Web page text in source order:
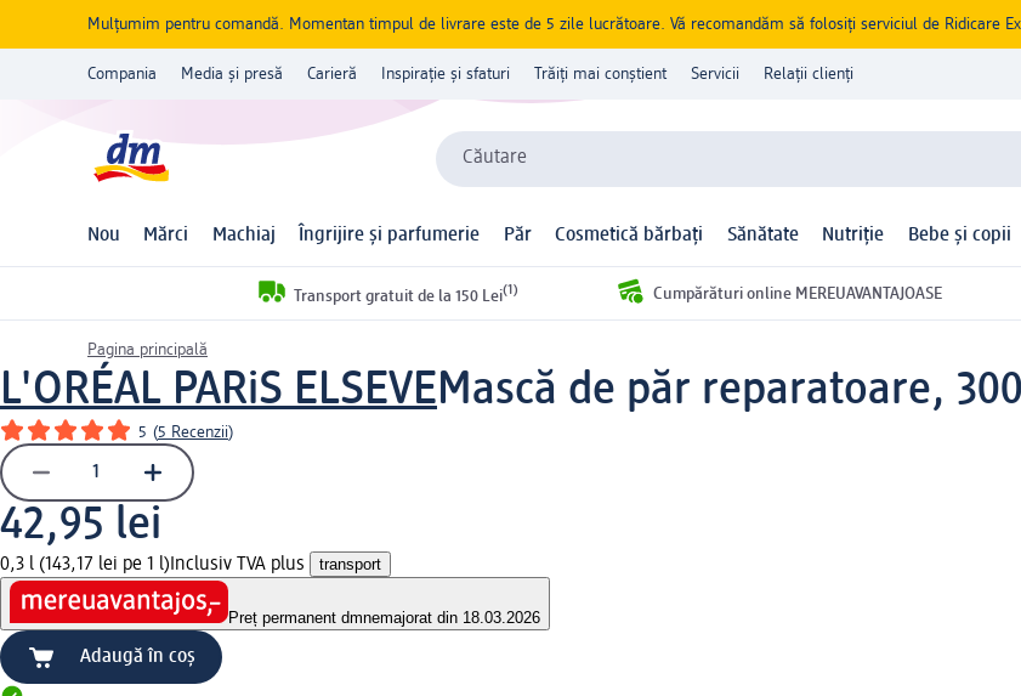
Mulțumim pentru comandă. Momentan timpul de livrare este de 5 zile lucrătoare. Vă recomandăm să folosiți serviciul de Ridicare
Compania Media și presă Carieră Inspirație și sfaturi Trăiți mai conștient Servicii Relații clienți
Căutare
Nou Mărci Machiaj Îngrijire și parfumerie Păr Cosmetică bărbați Sănătate Nutriție Bebe și copii
Transport gratuit de la 150 Lei(1) Cumpărături online MEREUAVANTAJOASE
Pagina principală
L'ORÉAL PARiS ELSEVEMască de păr reparatoare,
5 (5 Recenzii)
42,95 lei
0,3 l (143,17 lei pe 1 l) Inclusiv TVA plus transport
Preț permanent dmnemajorat din 18.03.2026
Adaugă în coș